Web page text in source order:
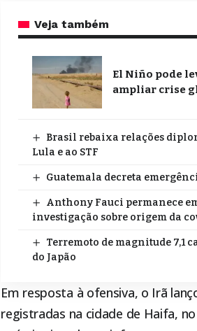
Veja também
El Niño pode
ampliar crise
Brasil rebaixa relações
Lula e ao STF
Guatemala decreta
Anthony Fauci permanece
investigação sobre origem da
Terremoto de magnitude 7,1
do Japão
Em resposta à ofensiva, o Irã
registradas na cidade de Haifa,